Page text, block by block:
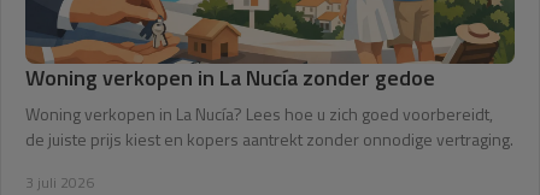
Woning verkopen in La Nucía zonder gedoe
Woning verkopen in La Nucía? Lees hoe u zich goed voorbereidt,
de juiste prijs kiest en kopers aantrekt zonder onnodige vertraging.
3 juli 2026